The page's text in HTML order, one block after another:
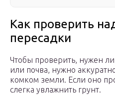
Как проверить
пересадки
Чтобы проверить, нужен
или почва, нужно
комком земли. Если оно
слегка увлажнить грунт.